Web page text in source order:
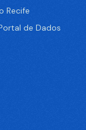
Recife
de Dados